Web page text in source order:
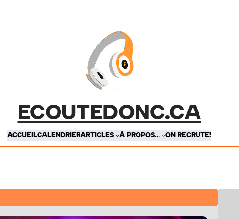
ECOUTEDONC.CA
ACCUEILCALENDRIERARTICLES À PROPOS… ON RECRUTE!